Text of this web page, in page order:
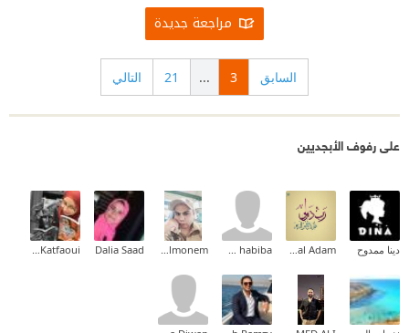
مراجعة جديدة
السابق 3
...
21 التالي
على رفوف الأبجديين
دينا ممدوح Amal Adam
om habiba
Waled Abd Elmonem
Dalia Saad
Sameh Katfaoui